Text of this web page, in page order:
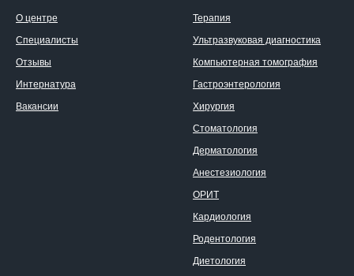
О центре
Специалисты
Отзывы
Интернатура
Вакансии
Терапия
Ультразвуковая диагностика
Компьютерная томография
Гастроэнтерология
Хирургия
Стоматология
Дерматология
Анестезиология
ОРИТ
Кардиология
Родентология
Диетология